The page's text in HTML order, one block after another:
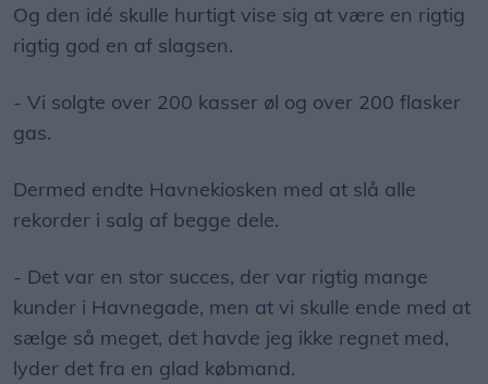
Og den idé skulle hurtigt vise sig at være en rigtig
rigtig god en af slagsen.
- Vi solgte over 200 kasser øl og over 200 flasker
gas.
Dermed endte Havnekiosken med at slå alle
rekorder i salg af begge dele.
- Det var en stor succes, der var rigtig mange
kunder i Havnegade, men at vi skulle ende med at
sælge så meget, det havde jeg ikke regnet med,
lyder det fra en glad købmand.